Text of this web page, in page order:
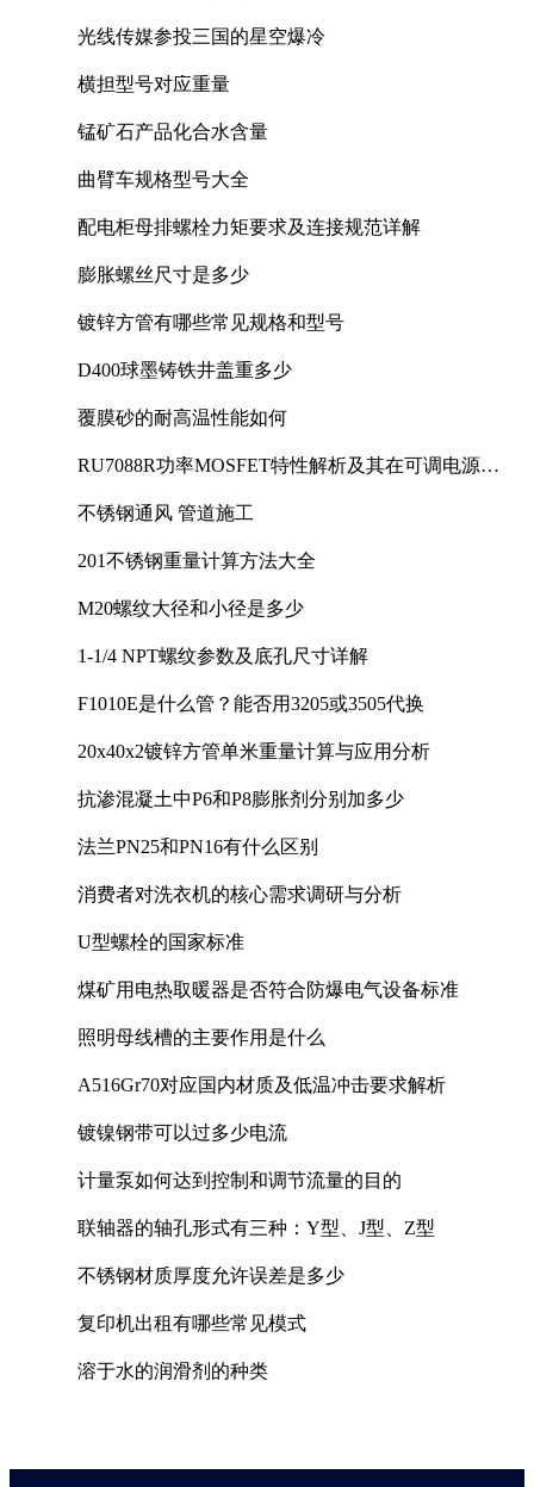
光线传媒参投三国的星空爆冷
横担型号对应重量
锰矿石产品化合水含量
曲臂车规格型号大全
配电柜母排螺栓力矩要求及连接规范详解
膨胀螺丝尺寸是多少
镀锌方管有哪些常见规格和型号
D400球墨铸铁井盖重多少
覆膜砂的耐高温性能如何
RU7088R功率MOSFET特性解析及其在可调电源设
不锈钢通风 管道施工
201不锈钢重量计算方法大全
M20螺纹大径和小径是多少
1-1/4 NPT螺纹参数及底孔尺寸详解
F1010E是什么管？能否用3205或3505代换
20x40x2镀锌方管单米重量计算与应用分析
抗渗混凝土中P6和P8膨胀剂分别加多少
法兰PN25和PN16有什么区别
消费者对洗衣机的核心需求调研与分析
U型螺栓的国家标准
煤矿用电热取暖器是否符合防爆电气设备标准
照明母线槽的主要作用是什么
A516Gr70对应国内材质及低温冲击要求解析
镀镍钢带可以过多少电流
计量泵如何达到控制和调节流量的目的
联轴器的轴孔形式有三种：Y型、J型、Z型
不锈钢材质厚度允许误差是多少
复印机出租有哪些常见模式
溶于水的润滑剂的种类